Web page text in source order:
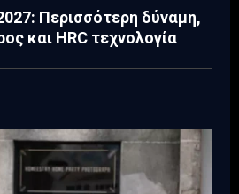
Περισσότερη δύναμη,
και HRC τεχνολογία